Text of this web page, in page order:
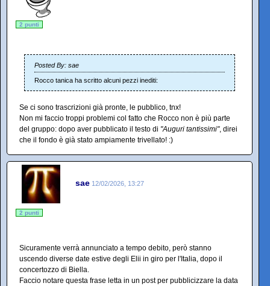
2 punti
Posted By: sae
Rocco tanica ha scritto alcuni pezzi inediti:
Se ci sono trascrizioni già pronte, le pubblico, tnx!
Non mi faccio troppi problemi col fatto che Rocco non è più parte
del gruppo: dopo aver pubblicato il testo di "Auguri tantissimi", direi
che il fondo è già stato ampiamente trivellato! :)
sae 12/02/2026, 13:27
2 punti
Sicuramente verrà annunciato a tempo debito, però stanno
uscendo diverse date estive degli Elii in giro per l'Italia, dopo il
concertozzo di Biella.
Faccio notare questa frase letta in un post per pubblicizzare la data